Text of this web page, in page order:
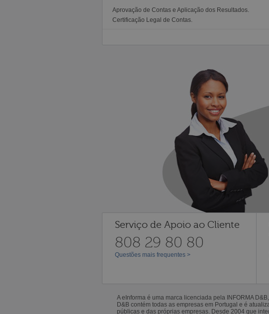
Aprovação de Contas e Aplicação dos Resultados.
Certificação Legal de Contas.
Serviço de Apoio ao Cliente
808 29 80 80
Questões mais frequentes >
A eInforma é uma marca licenciada pela INFORMA
D&B contém todas as empresas em Portugal e é
públicas e das próprias empresas. Desde 2004 que